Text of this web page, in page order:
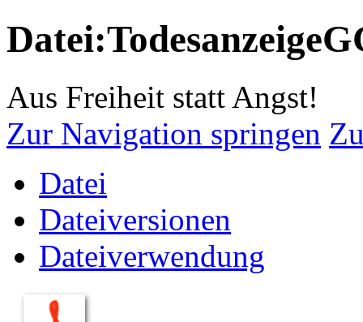
Aus Freiheit statt Angst!
Zur Navigation springen
Datei
Dateiversionen
Dateiverwendung